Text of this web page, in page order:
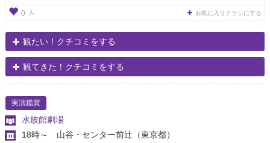
0 人 お気に入りチラシにする
観たい！クチコミをする
観てきた！クチコミをする
実演鑑賞
水族館劇場
18時～ 山谷・センター前辻 （東京都）